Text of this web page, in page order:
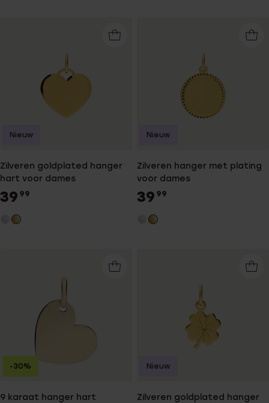
Zilveren goldplated hanger
hart voor dames
39 99
Nieuw
Zilveren hanger met plating
voor dames
39 99
Nieuw
9 karaat hanger hart
-30%
Zilveren goldplated hanger
Nieuw